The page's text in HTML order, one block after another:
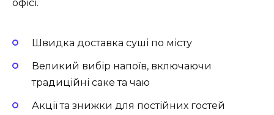
офісі.
Швидка доставка суші по місту
Великий вибір напоїв, включаючи
традиційні саке та чаю
Акції та знижки для постійних гостей